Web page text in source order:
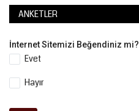
ANKETLER
İnternet Sitemizi Beğendiniz mi?
Evet
Hayır